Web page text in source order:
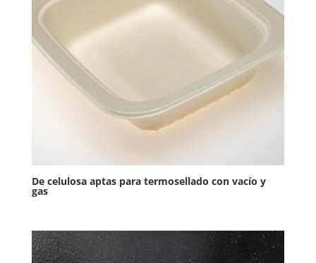
De celulosa aptas para termosellado con vacío y
gas